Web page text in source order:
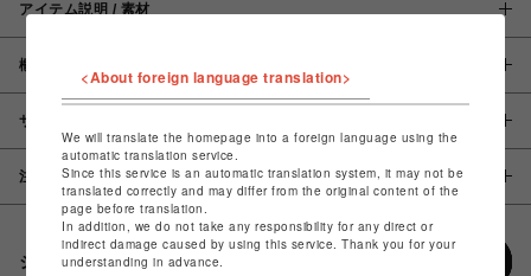
アイテム説明 / 素材
概要
サイズ
注意事項
シェアする
<About foreign language translation>
We will translate the homepage into a foreign language using the
automatic translation service.
Since this service is an automatic translation system, it may not be
translated correctly and may differ from the original content of the
page before translation.
In addition, we do not take any responsibility for any direct or
indirect damage caused by using this service. Thank you for your
understanding in advance.